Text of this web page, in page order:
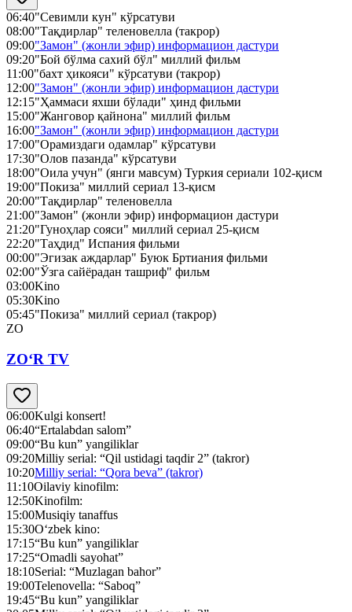
06:40"Севимли кун" кўрсатуви
08:00"Тақдирлар" теленовелла (такрор)
09:00"Замон" (жонли эфир) информацион дастури
09:20"Бой бўлма сахий бўл" миллий фильм
11:00"бахт ҳикояси" кўрсатуви (такрор)
12:00"Замон" (жонли эфир) информацион дастури
12:15"Ҳаммаси яхши бўлади" ҳинд фильми
15:00"Жанговор қайнона" миллий фильм
16:00"Замон" (жонли эфир) информацион дастури
17:00"Орамиздаги одамлар" кўрсатуви
17:30"Олов пазанда" кўрсатуви
18:00"Оила учун" (янги мавсум) Туркия сериали 102-қисм
19:00"Покиза" миллий сериал 13-қисм
20:00"Тақдирлар" теленовелла
21:00"Замон" (жонли эфир) информацион дастури
21:20"Гуноҳлар сояси" миллий сериал 25-қисм
22:20"Таҳдид" Испания фильми
00:00"Эгизак аждарлар" Буюк Бртиания фильми
02:00"Ўзга сайёрадан ташриф" фильм
03:00Kino
05:30Kino
05:45"Покиза" миллий сериал (такрор)
ZO
ZO‘R TV
06:00Kulgi konsert!
06:40“Ertalabdan salom”
09:00“Bu kun” yangiliklar
09:20Milliy serial: “Qil ustidagi taqdir 2” (takror)
10:20Milliy serial: “Qora beva” (takror)
11:10Oilaviy kinofilm:
12:50Kinofilm:
15:00Musiqiy tanaffus
15:30O‘zbek kino:
17:15“Bu kun” yangiliklar
17:25“Omadli sayohat”
18:10Serial: “Muzlagan bahor”
19:00Telenovella: “Saboq”
19:45“Bu kun” yangiliklar